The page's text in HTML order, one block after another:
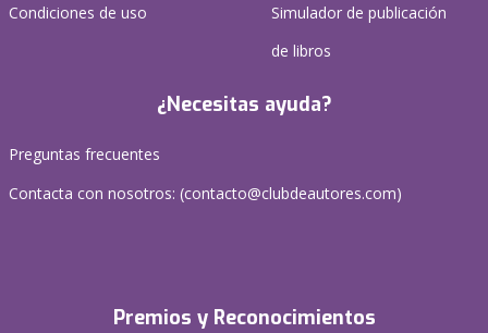
Condiciones de uso
Simulador de publicación
de libros
¿Necesitas ayuda?
Preguntas frecuentes
Contacta con nosotros: (contacto@clubdeautores.com)
Premios y Reconocimientos